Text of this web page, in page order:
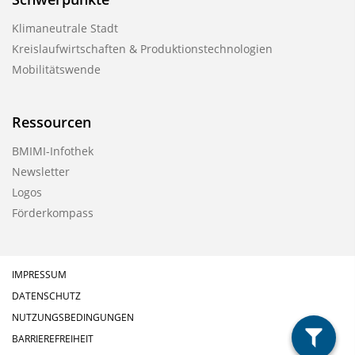
filter
Klimaneutrale Stadt
Kreislaufwirtschaften & Produktionstechnologien
Mobilitätswende
Ressourcen
BMIMI-Infothek
Newsletter
Logos
Förderkompass
IMPRESSUM
DATENSCHUTZ
NUTZUNGSBEDINGUNGEN
BARRIEREFREIHEIT